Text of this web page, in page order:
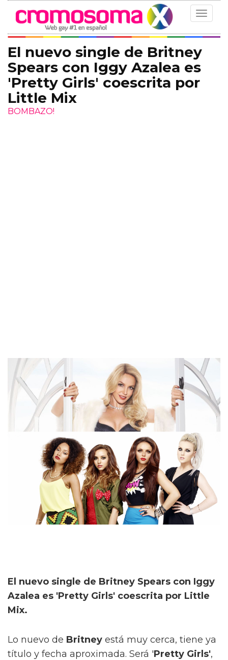
Toggle
El nuevo single de Britney
Spears con Iggy Azalea es
'Pretty Girls' coescrita por
Little Mix
BOMBAZO!
El nuevo single de Britney Spears con Iggy
Azalea es 'Pretty Girls' coescrita por Little
Mix.
Lo nuevo de Britney está muy cerca, tiene ya
título y fecha aproximada. Será 'Pretty Girls',